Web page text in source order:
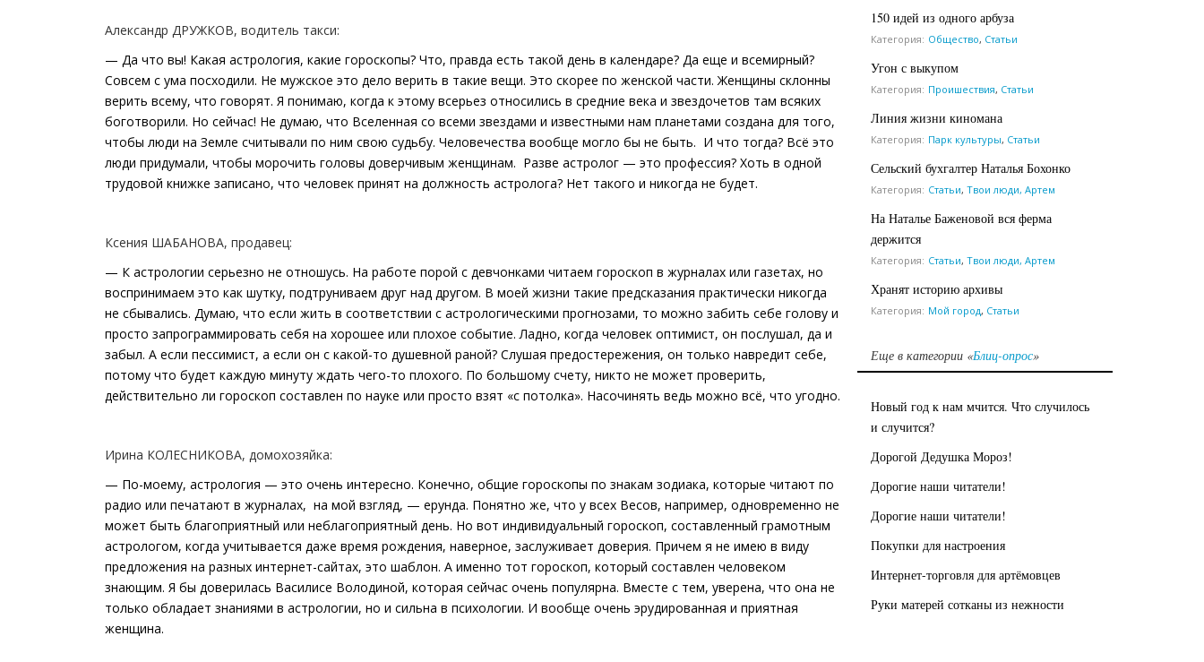
Александр ДРУЖКОВ, водитель такси:
— Да что вы! Какая астрология, какие гороскопы? Что, правда есть такой день в календаре? Да еще и всемирный?
Совсем с ума посходили. Не мужское это дело верить в такие вещи. Это скорее по женской части. Женщины склонны
верить всему, что говорят. Я понимаю, когда к этому всерьез относились в средние века и звездочетов там всяких
боготворили. Но сейчас! Не думаю, что Вселенная со всеми звездами и известными нам планетами создана для того,
чтобы люди на Земле считывали по ним свою судьбу. Человечества вообще могло бы не быть. И что тогда? Всё это
люди придумали, чтобы морочить головы доверчивым женщинам. Разве астролог — это профессия? Хоть в одной
трудовой книжке записано, что человек принят на должность астролога? Нет такого и никогда не будет.
Ксения ШАБАНОВА, продавец:
— К астрологии серьезно не отношусь. На работе порой с девчонками читаем гороскоп в журналах или газетах, но
воспринимаем это как шутку, подтруниваем друг над другом. В моей жизни такие предсказания практически никогда
не сбывались. Думаю, что если жить в соответствии с астрологическими прогнозами, то можно забить себе голову и
просто запрограммировать себя на хорошее или плохое событие. Ладно, когда человек оптимист, он послушал, да и
забыл. А если пессимист, а если он с какой-то душевной раной? Слушая предостережения, он только навредит себе,
потому что будет каждую минуту ждать чего-то плохого. По большому счету, никто не может проверить,
действительно ли гороскоп составлен по науке или просто взят «с потолка». Насочинять ведь можно всё, что угодно.
Ирина КОЛЕСНИКОВА, домохозяйка:
— По-моему, астрология — это очень интересно. Конечно, общие гороскопы по знакам зодиака, которые читают по
радио или печатают в журналах, на мой взгляд, — ерунда. Понятно же, что у всех Весов, например, одновременно не
может быть благоприятный или неблагоприятный день. Но вот индивидуальный гороскоп, составленный грамотным
астрологом, когда учитывается даже время рождения, наверное, заслуживает доверия. Причем я не имею в виду
предложения на разных интернет-сайтах, это шаблон. А именно тот гороскоп, который составлен человеком
знающим. Я бы доверилась Василисе Володиной, которая сейчас очень популярна. Вместе с тем, уверена, что она не
только обладает знаниями в астрологии, но и сильна в психологии. И вообще очень эрудированная и приятная
женщина.
150 идей из одного арбуза
Категория: Общество, Статьи
Угон с выкупом
Категория: Проишествия, Статьи
Линия жизни киномана
Категория: Парк культуры, Статьи
Сельский бухгалтер Наталья Бохонко
Категория: Статьи, Твои люди, Артем
На Наталье Баженовой вся ферма
держится
Категория: Статьи, Твои люди, Артем
Хранят историю архивы
Категория: Мой город, Статьи
Еще в категории «Блиц-опрос»
Новый год к нам мчится. Что случилось
и случится?
Дорогой Дедушка Мороз!
Дорогие наши читатели!
Дорогие наши читатели!
Покупки для настроения
Интернет-торговля для артёмовцев
Руки матерей сотканы из нежности